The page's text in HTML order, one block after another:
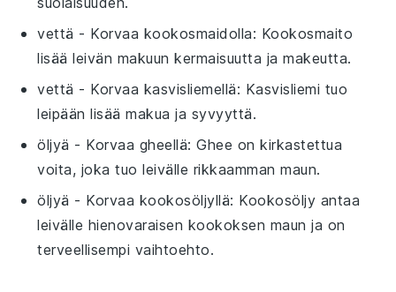
vettä - Korvaa kookosmaidolla: Kookosmaito
lisää leivän makuun kermaisuutta ja makeutta.
vettä - Korvaa kasvisliemellä: Kasvisliemi tuo
leipään lisää makua ja syvyyttä.
öljyä - Korvaa gheellä: Ghee on kirkastettua
voita, joka tuo leivälle rikkaamman maun.
öljyä - Korvaa kookosöljyllä: Kookosöljy antaa
leivälle hienovaraisen kookoksen maun ja on
terveellisempi vaihtoehto.